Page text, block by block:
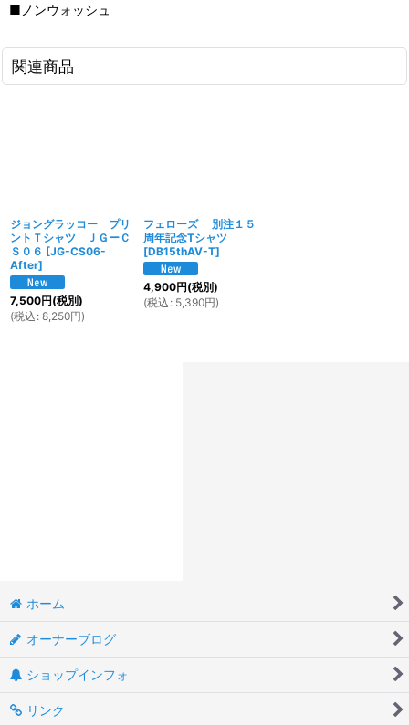
■ノンウォッシュ
関連商品
ジョングラッコー プリ
ントＴシャツ ＪＧーＣ
Ｓ０６ [JG-CS06-
After]
7,500円(税別)
(税込 : 8,250円)
フェローズ 別注１５
周年記念Tシャツ
[DB15thAV-T]
4,900円(税別)
(税込 : 5,390円)
ホーム
オーナーブログ
ショップインフォ
リンク